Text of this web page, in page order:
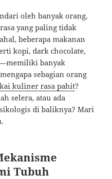
oleh banyak orang,
yang paling tidak
beberapa makanan
kopi, dark chocolate,
banyak
sebagian orang
kuliner rasa pahit?
selera, atau ada
di baliknya? Mari
Tubuh